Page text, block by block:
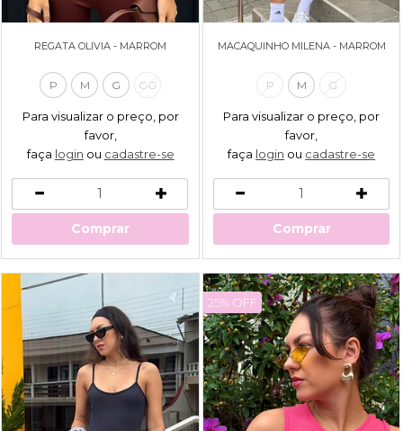
REGATA OLIVIA - MARROM
P M G GG
Para visualizar o preço, por
favor,
faça login ou cadastre-se
Comprar
MACAQUINHO MILENA - MARROM
P M G
Para visualizar o preço, por
favor,
faça login ou cadastre-se
Comprar
25% OFF